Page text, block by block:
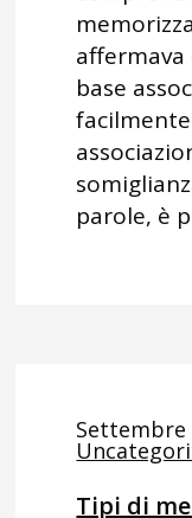
base
parole, è
Settembre
Tipi di